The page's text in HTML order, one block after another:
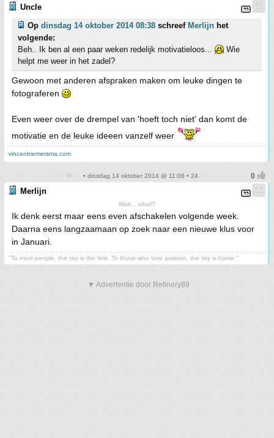
Uncle
Op dinsdag 14 oktober 2014 08:38 schreef Merlijn het
volgende:
Beh.. Ik ben al een paar weken redelijk motivatieloos...
Wie
helpt me weer in het zadel?
Gewoon met anderen afspraken maken om leuke dingen te
fotograferen
Even weer over de drempel van 'hoeft toch niet' dan komt de
motivatie en de leuke ideeen vanzelf weer
vincentriemersma.com
• dinsdag 14 oktober 2014 @ 11:06 • 24
Merlijn
Wait... whut?
Ik denk eerst maar eens even afschakelen volgende week.
Daarna eens langzaamaan op zoek naar een nieuwe klus voor
in Januari.
"To most people, the sky is the limit. To those who love aviation, the sky is home."
▼ Advertentie door Refinery89